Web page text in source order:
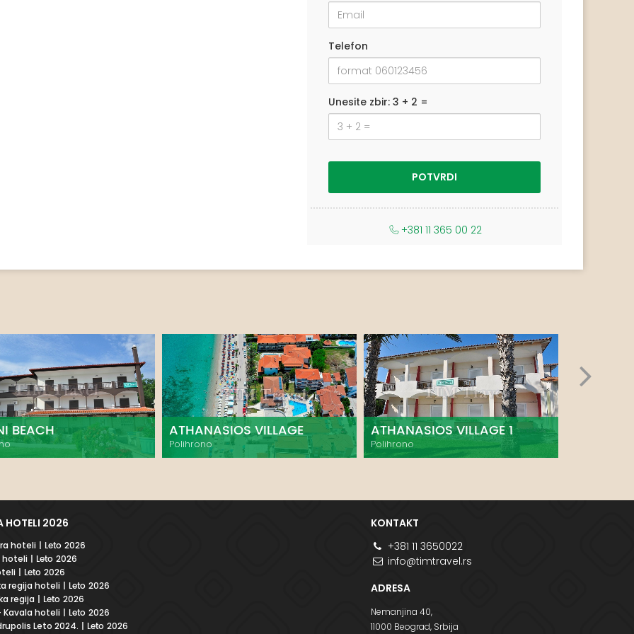
Telefon
Unesite zbir: 3 + 2 =
+381 11 365 00 22
BEACH ATHANASIOS VILLAGE
Polihrono
ATHANASIOS VILLAGE 1
Polihrono
HOTELI 2026
hoteli | Leto 2026
hoteli | Leto 2026
| Leto 2026
regija hoteli | Leto 2026
regija | Leto 2026
Kavala hoteli | Leto 2026
Leto 2024. | Leto 2026
KONTAKT
+381 11 3650022
info@timtravel.rs
ADRESA
Nemanjina 40,
11000 Beograd, Srbija